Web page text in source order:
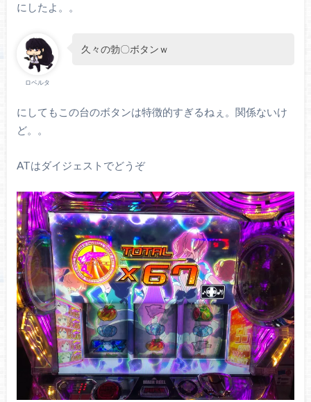
にしたよ。。
ロベルタ
久々の勃〇ボタンｗ
にしてもこの台のボタンは特徴的すぎるねぇ。関係ないけ
ど。。
ATはダイジェストでどうぞ